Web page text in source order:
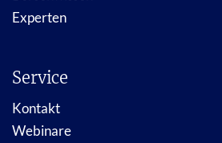
Experten
Service
Kontakt
Webinare